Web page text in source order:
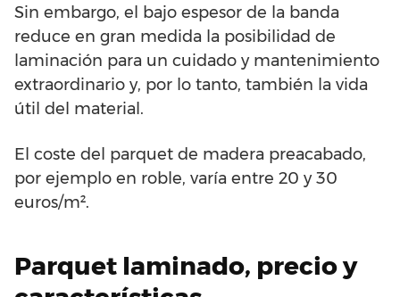
Sin embargo, el bajo espesor de la banda
reduce en gran medida la posibilidad de
laminación para un cuidado y mantenimiento
extraordinario y, por lo tanto, también la vida
útil del material.
El coste del parquet de madera preacabado,
por ejemplo en roble, varía entre 20 y 30
euros/m².
Parquet laminado, precio y